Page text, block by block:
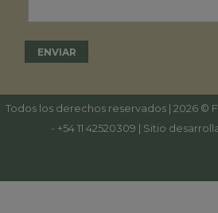
Todos los derechos reservados | 2026 ©
- +54 11 42520309 | Sitio